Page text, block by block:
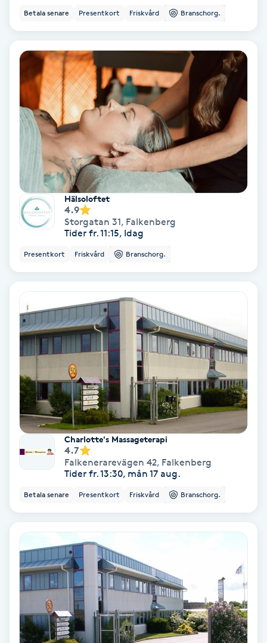
Ansiktsbehandling djuprengörande
Babylights
Balayage
Bambumassage
Barnklippning
BIAB
Blowout
Bottenfärg
Brynformning
Brynfärgning
Brynplockning
Bröllopsuppsättning
Celluliter
Color correction
Cryoterapi
Damklippning
Betala senare Presentkort Friskvård Branschorg.
Hälsoloftet
4.9
Storgatan 31, Falkenberg
Tider fr. 11:15, Idag
Presentkort Friskvård Branschorg.
Charlotte's Massageterapi
4.7
Falkenerarevägen 42, Falkenberg
Tider fr. 13:30, mån 17 aug.
Betala senare Presentkort Friskvård Branschorg.